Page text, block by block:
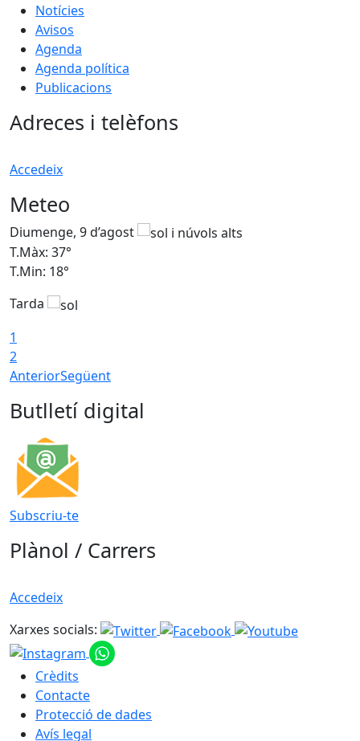
Notícies
Avisos
Agenda
Agenda política
Publicacions
Adreces i telèfons
Accedeix
Meteo
Diumenge, 9 d’agost
T.Màx: 37°
T.Min: 18°
Tarda
1
2
AnteriorSegüent
Butlletí digital
Subscriu-te
Plànol / Carrers
Accedeix
Xarxes socials:
Crèdits
Contacte
Protecció de dades
Avís legal